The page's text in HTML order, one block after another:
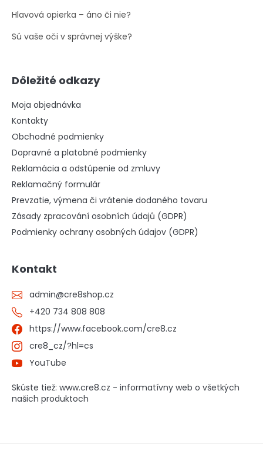
Hlavová opierka – áno či nie?
Sú vaše oči v správnej výške?
Dôležité odkazy
Moja objednávka
Kontakty
Obchodné podmienky
Dopravné a platobné podmienky
Reklamácia a odstúpenie od zmluvy
Reklamačný formulár
Prevzatie, výmena či vrátenie dodaného tovaru
Zásady zpracování osobních údajů (GDPR)
Podmienky ochrany osobných údajov (GDPR)
Kontakt
admin@cre8shop.cz
+420 734 808 808
https://www.facebook.com/cre8.cz
cre8_cz/?hl=cs
YouTube
Skúste tiež: www.cre8.cz - informatívny web o všetkých
našich produktoch